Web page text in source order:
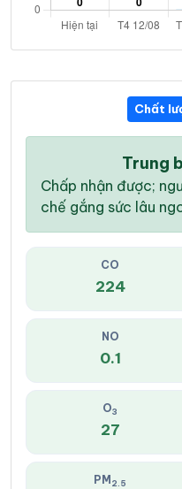
Chất
Trung
Chấp nhận được;
chế gắng sức lâu
CO
224
NO
0.1
O3
27
PM 2.5